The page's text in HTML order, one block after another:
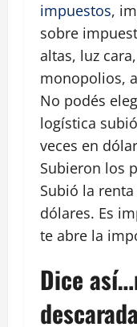
impuestos,
sobre
altas, luz
monopolios,
No podés
logística
veces en
Subieron los
Subió la renta
dólares. Es
te abre la
Dice